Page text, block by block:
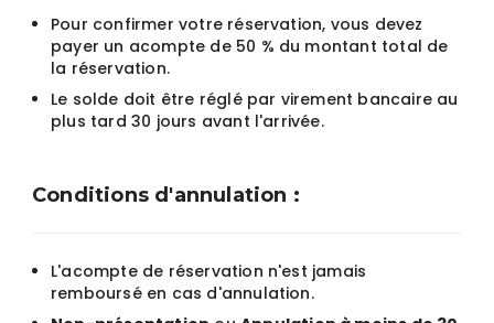
Pour confirmer votre réservation, vous devez
payer un acompte de 50 % du montant total de
la réservation.
Le solde doit être réglé par virement bancaire au
plus tard 30 jours avant l'arrivée.
Conditions d'annulation :
L'acompte de réservation n'est jamais
remboursé en cas d'annulation.